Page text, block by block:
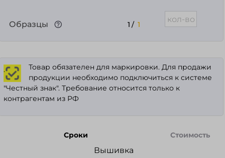
Образцы 1 / 1
.
Товар обязателен для маркировки. Для продажи
продукции необходимо подключиться к системе
"Честный знак". Требование относится только к
контрагентам из РФ
Сроки Стоимость
Вышивка